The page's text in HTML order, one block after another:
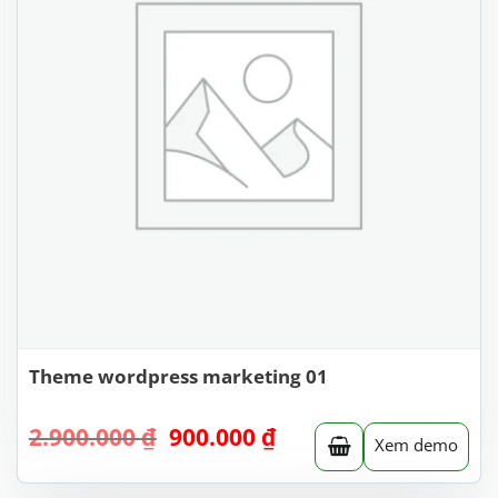
Theme wordpress marketing 01
2.900.000₫ Giá
là:
900.000 ₫Giá
hiện
tại
Xem demo